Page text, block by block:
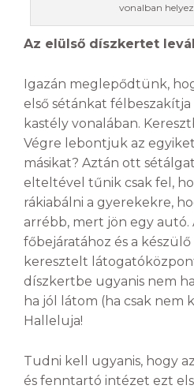
vonalban
Az elülső díszkertet
Igazán meglepődtünk,
első sétánkat
kastély vonalában.
Végre lebontjuk az
másikat? Aztán ott
elteltével tűnik csak fel,
rákiabálni a gyerekekre,
arrébb, mert jön egy autó.
főbejáratához és a
keresztelt
díszkertbe ugyanis nem
ha jól látom (ha csak nem
Halleluja!
Tudni kell ugyanis, hogy
és fenntartó intézet ezt